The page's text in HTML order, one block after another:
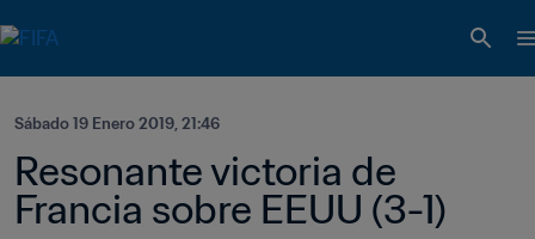
Sábado 19 Enero 2019, 21:46
Resonante victoria de
Francia sobre EEUU (3-1)